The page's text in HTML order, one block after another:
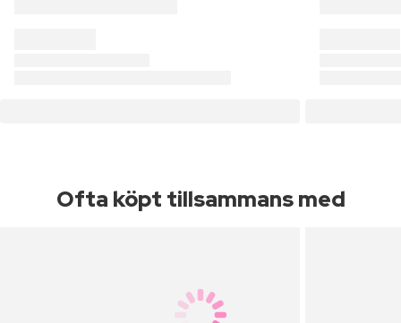
Ofta köpt tillsammans med